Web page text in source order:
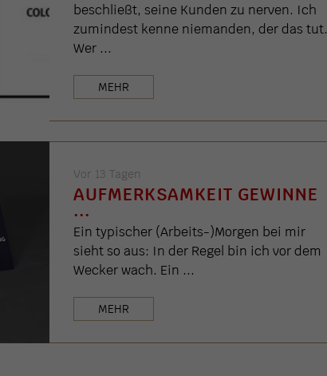
beschließt, seine Kunden zu nerven. Ich
zumindest kenne niemanden, der das tut.
Wer ...
MEHR
Vor 13 Tagen
AUFMERKSAMKEIT GEWINNE
...
Ein typischer (Arbeits-)Morgen bei mir
sieht so aus: In der Regel bin ich vor dem
Wecker wach. Ein ...
MEHR